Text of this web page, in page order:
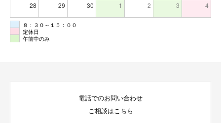
28 29 30 1 2 3 4
８：３０～１５：００
定休日
午前中のみ
電話でのお問い合わせ
ご相談はこちら